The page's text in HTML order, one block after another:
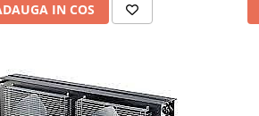
IN COS